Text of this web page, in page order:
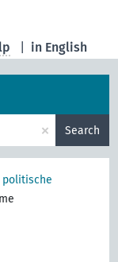
in English
× Search